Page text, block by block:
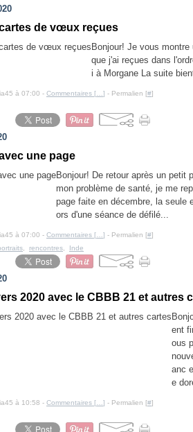
de vœux reçues
Bonjour! Je vous
que j'ai reçues dans
i à Morgane La suite
à 07:00 - Commentaires [ ] - Permalien [#]
une page
Bonjour! De retour après un petit
mon problème de santé, je me
page faite en décembre, la seule
ors d'une séance de défilé...
à 07:00 - Commentaires [ ] - Permalien [#]
rencontres Inde
2020 avec le CBBB 21 et autres
ent
ous
anc
e
à 10:58 - Commentaires [ ] - Permalien [#]